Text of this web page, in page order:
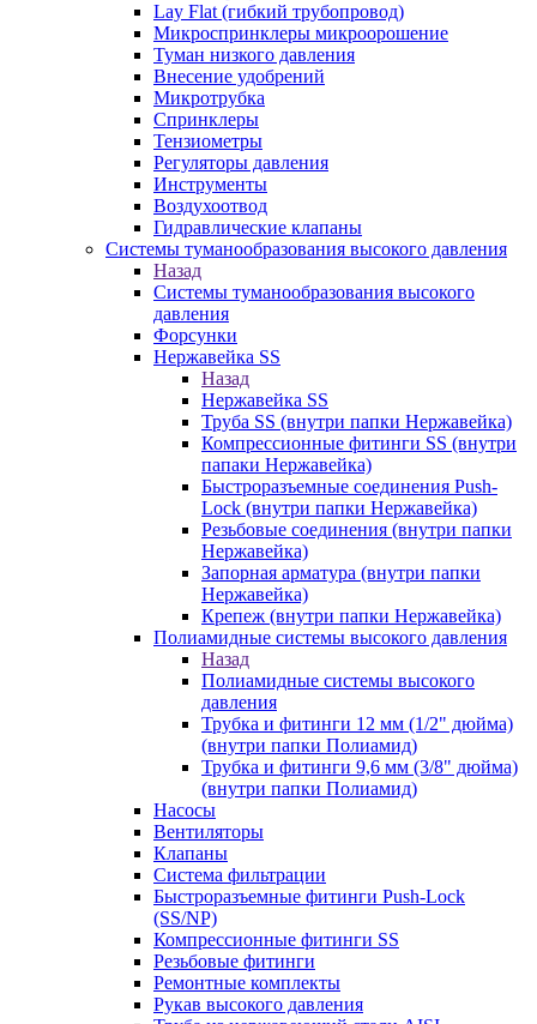
Lay Flat (гибкий трубопровод)
Микроспринклеры микроорошение
Туман низкого давления
Внесение удобрений
Микротрубка
Спринклеры
Тензиометры
Регуляторы давления
Инструменты
Воздухоотвод
Гидравлические клапаны
Системы туманообразования высокого давления
Назад
Системы туманообразования высокого
давления
Форсунки
Нержавейка SS
Назад
Нержавейка SS
Труба SS (внутри папки Нержавейка)
Компрессионные фитинги SS (внутри
папаки Нержавейка)
Быстроразъемные соединения Push-
Lock (внутри папки Нержавейка)
Резьбовые соединения (внутри папки
Нержавейка)
Запорная арматура (внутри папки
Нержавейка)
Крепеж (внутри папки Нержавейка)
Полиамидные системы высокого давления
Назад
Полиамидные системы высокого
давления
Трубка и фитинги 12 мм (1/2" дюйма)
(внутри папки Полиамид)
Трубка и фитинги 9,6 мм (3/8" дюйма)
(внутри папки Полиамид)
Насосы
Вентиляторы
Клапаны
Система фильтрации
Быстроразъемные фитинги Push-Lock
(SS/NP)
Компрессионные фитинги SS
Резьбовые фитинги
Ремонтные комплекты
Рукав высокого давления